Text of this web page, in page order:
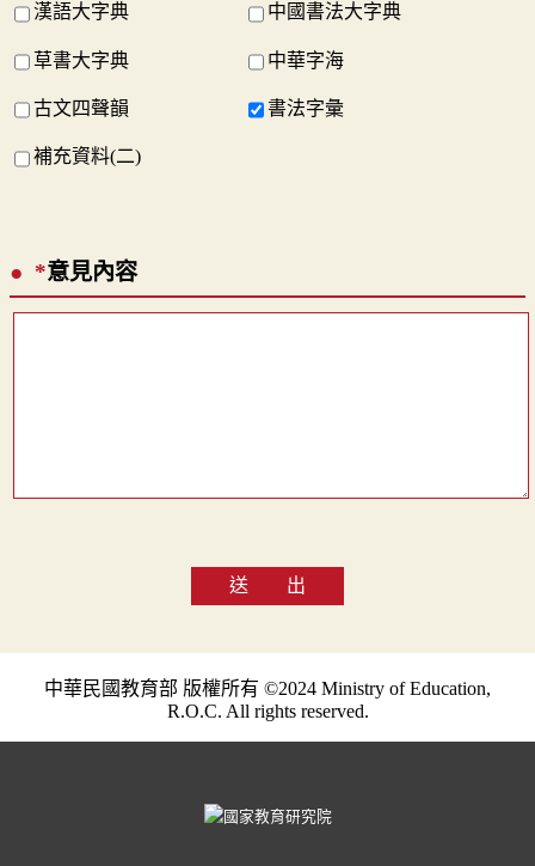
漢語大字典 中國書法大字典
草書大字典 中華字海
古文四聲韻 書法字彙
補充資料(二)
*意見內容
送 出
中華民國教育部 版權所有 ©2024 Ministry of Education,
R.O.C. All rights reserved.